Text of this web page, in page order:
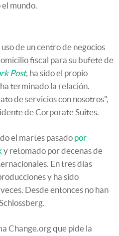
mundo.
de un centro de negocios
fiscal para su bufete de
Post, ha sido el propio
terminado la relación.
de servicios con nosotros",
de Corporate Suites.
el martes pasado por
y retomado por decenas de
En tres días
y ha sido
Desde entonces no han
Change.org que pide la